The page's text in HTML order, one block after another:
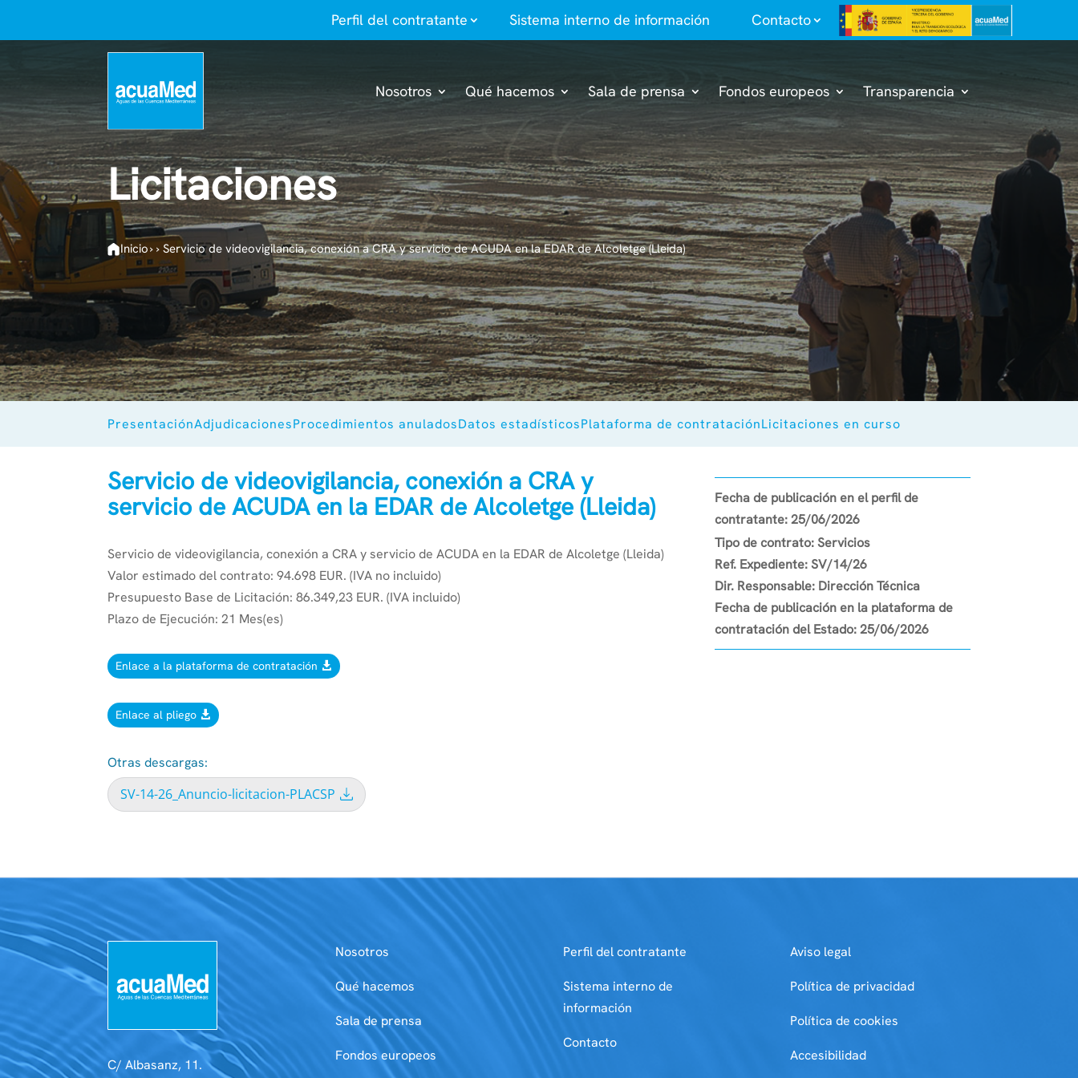
Perfil del contratante Sistema interno de información Contacto
Nosotros Qué hacemos Sala de prensa Fondos europeos Transparencia
Licitaciones
Inicio› › Servicio de videovigilancia, conexión a CRA y servicio de ACUDA en la EDAR de Alcoletge (Lleida)
PresentaciónAdjudicacionesProcedimientos anuladosDatos estadísticosPlataforma de contrataciónLicitaciones en curso
Servicio de videovigilancia, conexión a CRA y
servicio de ACUDA en la EDAR de Alcoletge (Lleida)
Servicio de videovigilancia, conexión a CRA y servicio de ACUDA en la EDAR de Alcoletge (Lleida)
Valor estimado del contrato: 94.698 EUR. (IVA no incluido)
Presupuesto Base de Licitación: 86.349,23 EUR. (IVA incluido)
Plazo de Ejecución: 21 Mes(es)
Enlace a la plataforma de contratación
Enlace al pliego
Otras descargas:
SV-14-26_Anuncio-licitacion-PLACSP
Fecha de publicación en el perfil de
contratante: 25/06/2026
Tipo de contrato: Servicios
Ref. Expediente: SV/14/26
Dir. Responsable: Dirección Técnica
Fecha de publicación en la plataforma de
contratación del Estado: 25/06/2026
C/ Albasanz, 11.
Nosotros
Qué hacemos
Sala de prensa
Fondos europeos
Perfil del contratante
Sistema interno de
información
Contacto
Aviso legal
Política de privacidad
Política de cookies
Accesibilidad